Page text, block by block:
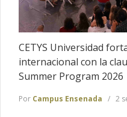
CETYS Universidad
internacional con la
Summer Program 2026
Por Campus Ensenada 2